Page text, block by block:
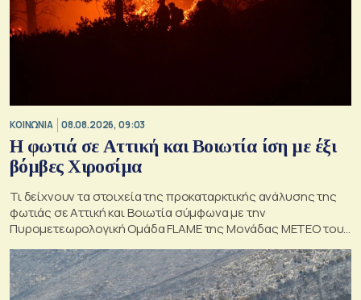
ΚΟΙΝΩΝΙΑ 08.08.2026, 09:03
Η φωτιά σε Αττική και Βοιωτία ίση με έξι
βόμβες Χιροσίμα
Τι δείχνουν τα στοιχεία της προκαταρκτικής ανάλυσης της
φωτιάς σε Αττική και Βοιωτία σύμφωνα με την
Πυρομετεωρολογική Ομάδα FLAME της Μονάδας ΜΕΤΕΟ του